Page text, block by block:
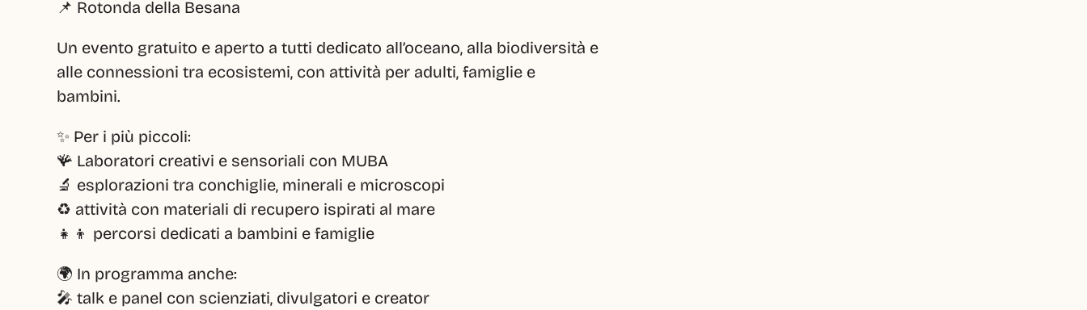
📌 Rotonda della Besana
Un evento gratuito e aperto a tutti dedicato all’oceano, alla biodiversità e
alle connessioni tra ecosistemi, con attività per adulti, famiglie e
bambini.
✨ Per i più piccoli:
🪸 Laboratori creativi e sensoriali con MUBA
🔬 esplorazioni tra conchiglie, minerali e microscopi
♻️ attività con materiali di recupero ispirati al mare
👧👦 percorsi dedicati a bambini e famiglie
🌍 In programma anche:
🎤 talk e panel con scienziati, divulgatori e creator